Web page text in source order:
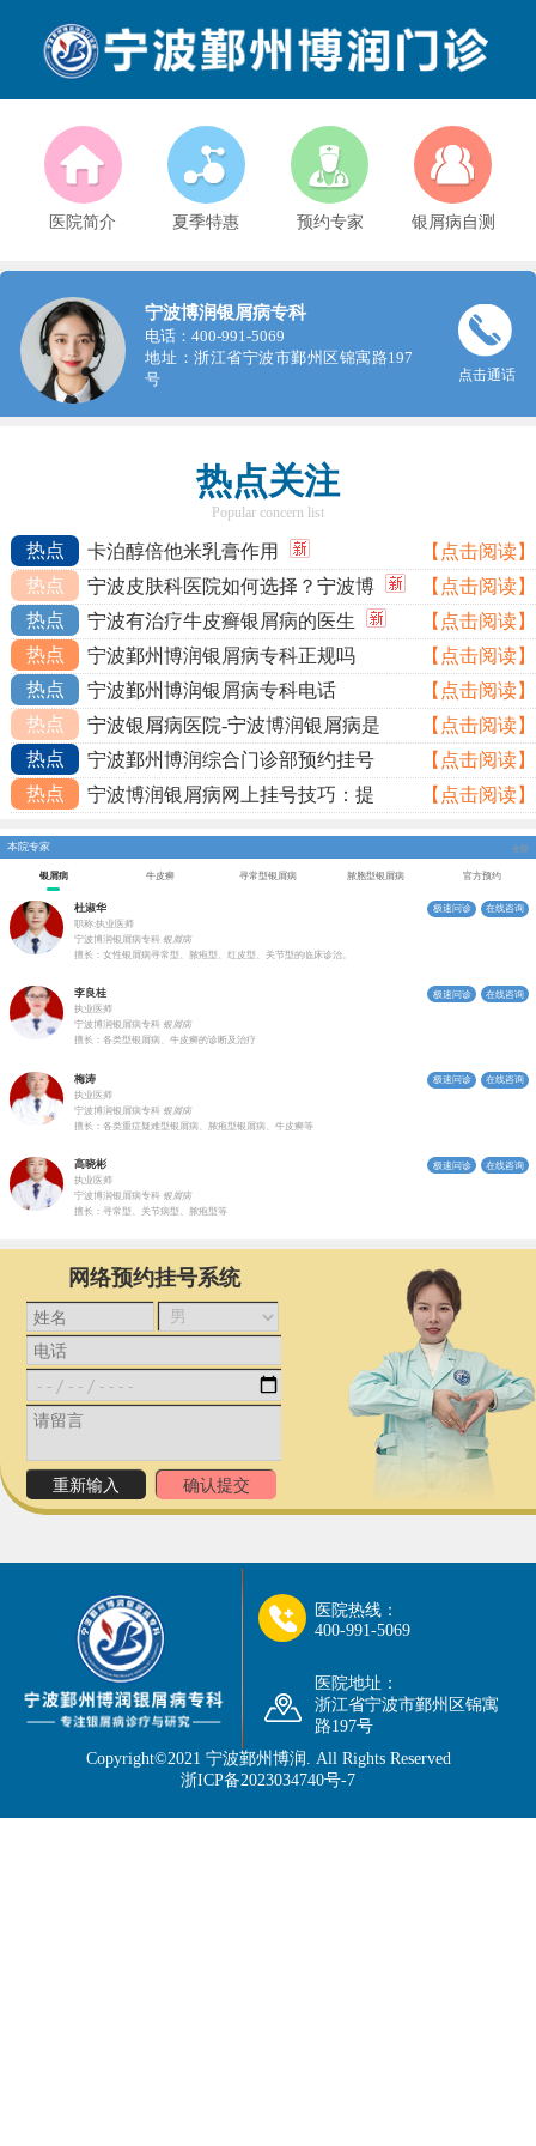
医院简介 夏季特惠 预约专家 银屑病自测
宁波博润银屑病专科
电话：400-991-5069
地址：浙江省宁波市鄞州区锦寓路197
号
点击通话
热点关注
Popular concern list
热点 卡泊醇倍他米乳膏作用
【点击阅读】
热点
宁波皮肤科医院如何选择？宁波博
【点击阅读】
热点
宁波有治疗牛皮癣银屑病的医生
【点击阅读】
热点
宁波鄞州博润银屑病专科正规吗
【点击阅读】
热点
宁波鄞州博润银屑病专科电话
【点击阅读】
热点
宁波银屑病医院-宁波博润银屑病是
【点击阅读】
热点
宁波鄞州博润综合门诊部预约挂号
【点击阅读】
热点
宁波博润银屑病网上挂号技巧：提 【点击阅读】
本院专家 全部
银屑病 牛皮癣 寻常型银屑病 脓胞型银屑病 官方预约
杜淑华
职称:执业医师
宁波博润银屑病专科 银屑病
擅长：女性银屑病寻常型、脓疱型、红皮型、关节型的临床诊治。
极速问诊 在线咨询
李良桂
执业医师
宁波博润银屑病专科 银屑病
擅长：各类型银屑病、牛皮癣的诊断及治疗
极速问诊 在线咨询
梅涛
执业医师
宁波博润银屑病专科 银屑病
擅长：各类重症疑难型银屑病、脓疱型银屑病、牛皮癣等
极速问诊 在线咨询
高晓彬
执业医师
宁波博润银屑病专科 银屑病
擅长：寻常型、关节病型、脓疱型等
极速问诊 在线咨询
网络预约挂号系统
医院热线：
400-991-5069
医院地址：
浙江省宁波市鄞州区锦寓
路197号
Copyright©2021 宁波鄞州博润 . All Rights Reserved
浙ICP备2023034740号-7